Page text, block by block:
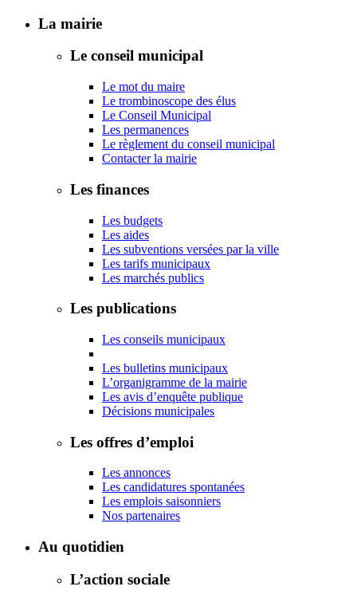
La mairie
Le conseil municipal
Le mot du maire
Le trombinoscope des élus
Le Conseil Municipal
Les permanences
Le règlement du conseil municipal
Contacter la mairie
Les finances
Les budgets
Les aides
Les subventions versées par la ville
Les tarifs municipaux
Les marchés publics
Les publications
Les conseils municipaux
Les bulletins municipaux
L’organigramme de la mairie
Les avis d’enquête publique
Décisions municipales
Les offres d’emploi
Les annonces
Les candidatures spontanées
Les emplois saisonniers
Nos partenaires
Au quotidien
L’action sociale